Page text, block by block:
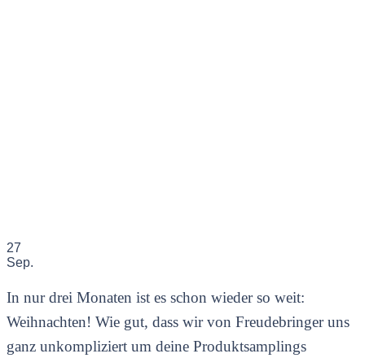
27
Sep.
In nur drei Monaten ist es schon wieder so weit:
Weihnachten! Wie gut, dass wir von Freudebringer uns
ganz unkompliziert um deine Produktsamplings